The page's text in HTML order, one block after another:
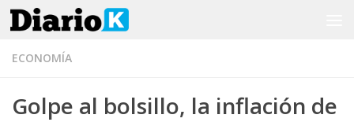
Saltar al contenido
ECONOMÍA
Golpe al bolsillo, la inflación de